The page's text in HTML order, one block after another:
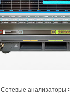
Сетевые анализаторы